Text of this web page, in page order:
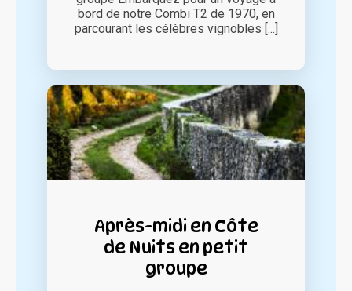
bord de notre Combi T2 de 1970, en
parcourant les célèbres vignobles [...]
Après-midi en Côte
de Nuits en petit
groupe